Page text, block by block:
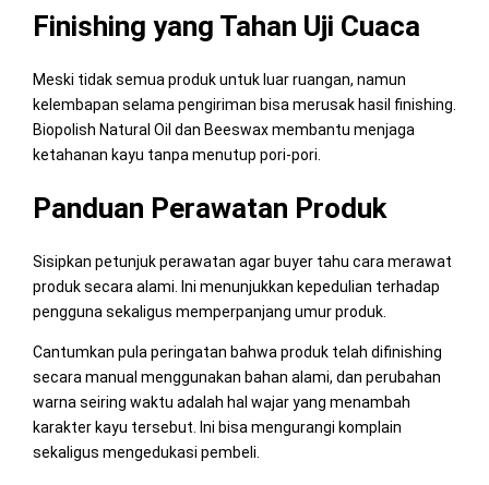
Finishing yang Tahan Uji Cuaca
Meski tidak semua produk untuk luar ruangan, namun
kelembapan selama pengiriman bisa merusak hasil finishing.
Biopolish Natural Oil dan Beeswax membantu menjaga
ketahanan kayu tanpa menutup pori-pori.
Panduan Perawatan Produk
Sisipkan petunjuk perawatan agar buyer tahu cara merawat
produk secara alami. Ini menunjukkan kepedulian terhadap
pengguna sekaligus memperpanjang umur produk.
Cantumkan pula peringatan bahwa produk telah difinishing
secara manual menggunakan bahan alami, dan perubahan
warna seiring waktu adalah hal wajar yang menambah
karakter kayu tersebut. Ini bisa mengurangi komplain
sekaligus mengedukasi pembeli.